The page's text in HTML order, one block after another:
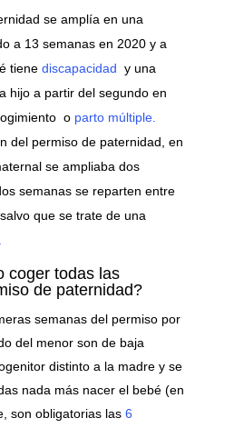
se amplía en una
a 13 semanas en 2020 y a
tiene discapacidad y una
hijo a partir del segundo en
oparto múltiple.
del permiso de paternidad, en
se ampliaba dos
semanas se reparten entre
que se trate de una
coger todas las
de paternidad?
semanas del permiso por
del menor son de baja
distinto a la madre y se
nada más nacer el bebé (en
son obligatorias las 6